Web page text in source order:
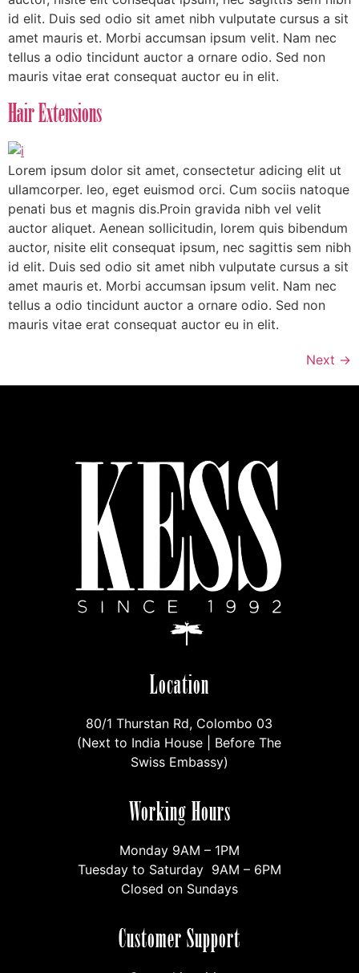
id elit. Duis sed odio sit amet nibh vulputate cursus a sit
amet mauris et. Morbi accumsan ipsum velit. Nam nec
tellus a odio tincidunt auctor a ornare odio. Sed non
mauris vitae erat consequat auctor eu in elit.
Hair Extensions
Lorem ipsum dolor sit amet, consectetur adicing elit ut
ullamcorper. leo, eget euismod orci. Cum sociis natoque
penati bus et magnis dis.Proin gravida nibh vel velit
auctor aliquet. Aenean sollicitudin, lorem quis bibendum
auctor, nisite elit consequat ipsum, nec sagittis sem nibh
id elit. Duis sed odio sit amet nibh vulputate cursus a sit
amet mauris et. Morbi accumsan ipsum velit. Nam nec
tellus a odio tincidunt auctor a ornare odio. Sed non
mauris vitae erat consequat auctor eu in elit.
Next →
Location
80/1 Thurstan Rd, Colombo 03
(Next to India House | Before The
Swiss Embassy)
Working Hours
Monday 9AM – 1PM
Tuesday to Saturday 9AM – 6PM
Closed on Sundays
Customer Support